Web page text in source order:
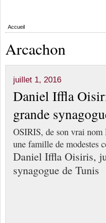
Accueil
Arcachon
juillet 1, 2016
Daniel Iffla
grande
OSIRIS, de son vrai
une famille de modestes
Daniel Iffla Oisiris,
synagogue de Tunis